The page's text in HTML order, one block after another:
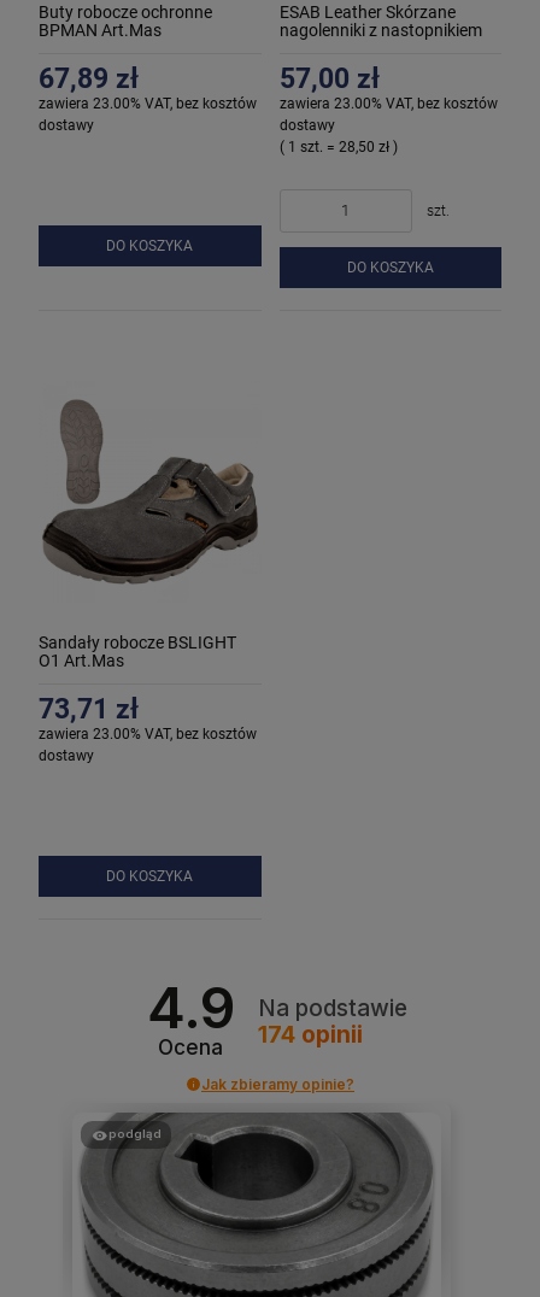
Buty robocze ochronne
BPMAN Art.Mas
67,89 zł
zawiera 23.00% VAT, bez kosztów
dostawy
DO KOSZYKA
ESAB Leather Skórzane
nagolenniki z nastopnikiem
57,00 zł
zawiera 23.00% VAT, bez kosztów
dostawy
( 1 szt. = 28,50 zł )
szt.
DO KOSZYKA
Sandały robocze BSLIGHT
O1 Art.Mas
73,71 zł
zawiera 23.00% VAT, bez kosztów
dostawy
DO KOSZYKA
4.9
Ocena
Na podstawie
174opinii
Jak zbieramy opinie?
podgląd